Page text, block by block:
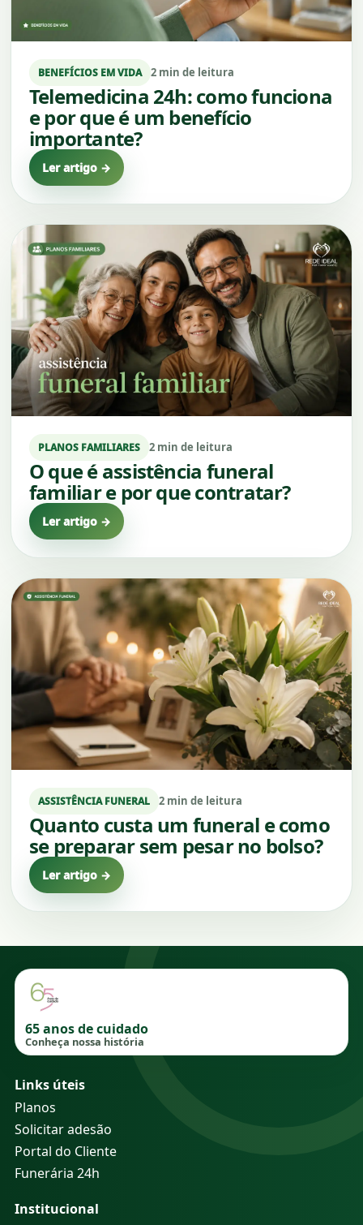
BENEFÍCIOS EM VIDA 2 min de leitura
Telemedicina 24h: como funciona
e por que é um benefício
importante?
Ler artigo →
PLANOS FAMILIARES 2 min de leitura
O que é assistência funeral
familiar e por que contratar?
Ler artigo →
ASSISTÊNCIA FUNERAL 2 min de leitura
Quanto custa um funeral e como
se preparar sem pesar no bolso?
Ler artigo →
65 anos de cuidado
Conheça nossa história
Links úteis
Planos
Solicitar adesão
Portal do Cliente
Funerária 24h
Institucional